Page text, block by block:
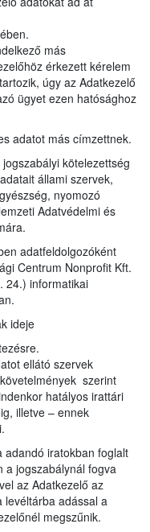
más
érkezett kérelem
úgy az Adatkezelő
ügyet ezen hatósághoz
adatot más címzettnek.
kötelezettség
állami szervek,
nyomozó
Adatvédelmi és
adatfeldolgozóként
Centrum Nonprofit Kft.
24.) informatikai
ideje
ellátó szervek
szerint
hatályos irattári
illetve – ennek
adandó iratokban foglalt
a jogszabálynál fogva
az Adatkezelő az
levéltárba adással a
megszűnik.